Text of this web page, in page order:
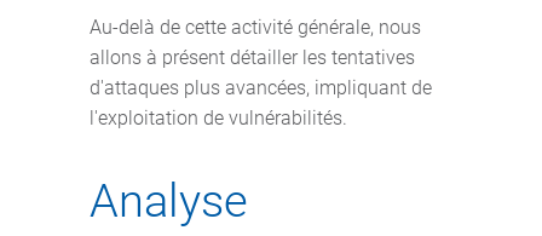
Au-delà de cette activité générale, nous
allons à présent détailler les tentatives
d'attaques plus avancées, impliquant de
l'exploitation de vulnérabilités.
Analyse